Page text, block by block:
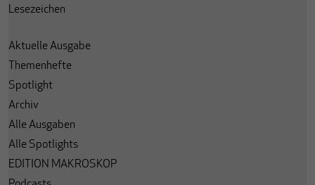
Lesezeichen
Aktuelle Ausgabe
Themenhefte
Spotlight
Archiv
Alle Ausgaben
Alle Spotlights
EDITION MAKROSKOP